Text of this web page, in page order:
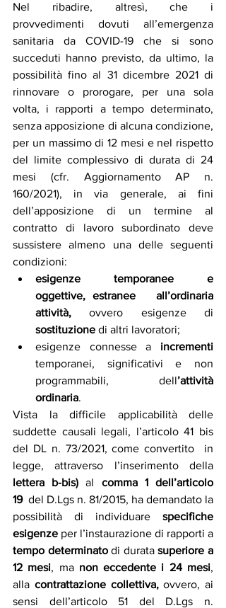
Nel  ribadire,  altresì,  che  i
provvedimenti  dovuti  all’emergenza
sanitaria  da  COVID-19  che  si  sono
succeduti hanno previsto, da ultimo, la
possibilità fino al 31 dicembre 2021 di
rinnovare o prorogare, per una sola
volta, i rapporti a tempo determinato,
senza apposizione di alcuna condizione,
per un massimo di 12 mesi e nel rispetto
del limite complessivo di durata di 24
mesi (cfr. Aggiornamento AP n.
160/2021), in via generale, ai fini
dell’apposizione di un termine al
contratto di lavoro subordinato deve
sussistere almeno una delle seguenti
condizioni:
esigenze  temporanee  e
oggettive, estranee   all’ordinaria
attività,
sostituzione di altri lavoratori;
esigenze  connesse  a incrementi
temporanei,  significativi  e  non
programmabili,  dell’attività
ordinaria.
Vista la difficile applicabilità delle
suddette causali legali, l’articolo 41 bis
del DL n. 73/2021, come convertito  in
lettera  b-bis)
  al
comma  1  dell’articolo
19
  del D.Lgs n. 81/2015, ha demandato la
possibilità di individuare specifiche
esigenze
tempo determinato di durata superiore a
12 mesi, ma non eccedente i 24 mesi,
alla contrattazione collettiva, ovvero, ai
sensi dell’articolo 51 del D.Lgs n.